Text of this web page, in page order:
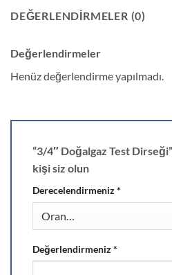
DEĞERLENDIRMELER (0)
Değerlendirmeler
Henüz değerlendirme yapılmadı.
“3/4″ Doğalgaz Test
kişi siz olun
Derecelendirmeniz*
Değerlendirmeniz*